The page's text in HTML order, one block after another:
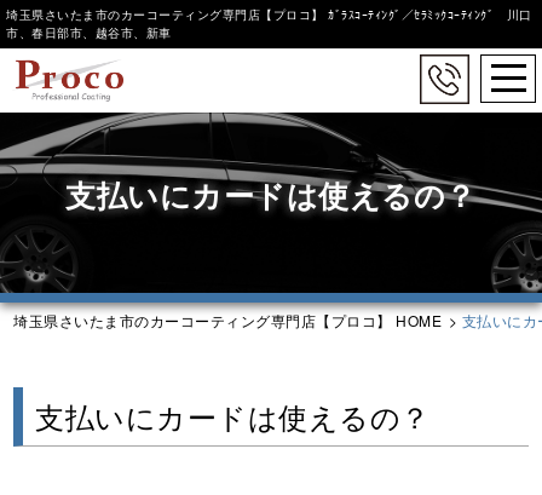
to
main
content
埼玉県さいたま市のカーコーティング専門店【プロコ】 ｶﾞﾗｽｺｰﾃｨﾝｸﾞ／ｾﾗﾐｯｸｺｰﾃｨﾝｸﾞ 川口
市、春日部市、越谷市、新車
コーティングラインナップ
システムX
アストロン
支払いにカードは使えるの？
埼玉県さいたま市のカーコーティング専門店【プロコ】 HOME > 支払いに
支払いにカードは使えるの？